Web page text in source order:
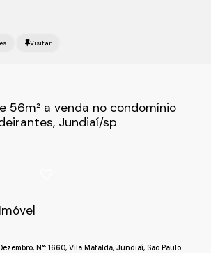
56m² a venda no condomínio
Jundiaí/sp
,N°: 1660,Vila Mafalda,Jundiaí, São Paulo